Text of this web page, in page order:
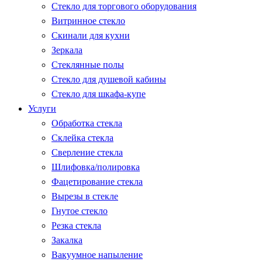
Стекло для торгового оборудования
Витринное стекло
Скинали для кухни
Зеркала
Стеклянные полы
Стекло для душевой кабины
Стекло для шкафа-купе
Услуги
Обработка стекла
Склейка стекла
Сверление стекла
Шлифовка/полировка
Фацетирование стекла
Вырезы в стекле
Гнутое стекло
Резка стекла
Закалка
Вакуумное напыление